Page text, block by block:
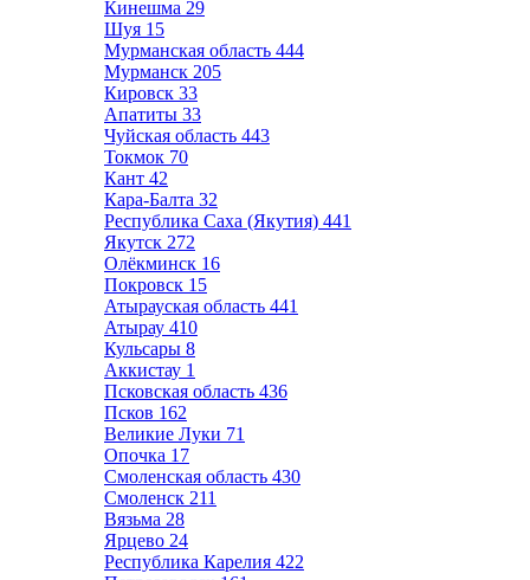
Кинешма 29
Шуя 15
Мурманская область 444
Мурманск 205
Кировск 33
Апатиты 33
Чуйская область 443
Токмок 70
Кант 42
Кара-Балта 32
Республика Саха (Якутия) 441
Якутск 272
Олёкминск 16
Покровск 15
Атырауская область 441
Атырау 410
Кульсары 8
Аккистау 1
Псковская область 436
Псков 162
Великие Луки 71
Опочка 17
Смоленская область 430
Смоленск 211
Вязьма 28
Ярцево 24
Республика Карелия 422